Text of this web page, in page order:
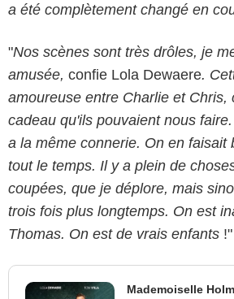
a été complètement changé en
"Nos scènes sont très drôles, je
amusée, confie Lola Dewaere.
amoureuse entre Charlie et Chris,
cadeau qu'ils pouvaient nous
a la même connerie. On en faisait
tout le temps. Il y a plein de
coupées, que je déplore, mais
trois fois plus longtemps. On est
Thomas. On est de vrais enfants !"
Mademoiselle